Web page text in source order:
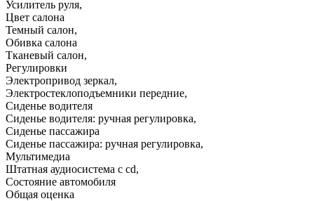
Усилитель руля,
Цвет салона
Темный салон,
Обивка салона
Тканевый салон,
Регулировки
Электропривод зеркал,
Электростеклоподъемники передние,
Сиденье водителя
Сиденье водителя: ручная регулировка,
Сиденье пассажира
Сиденье пассажира: ручная регулировка,
Мультимедиа
Штатная аудиосистема с cd,
Состояние автомобиля
Общая оценка